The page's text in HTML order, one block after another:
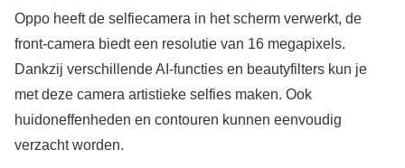
Oppo heeft de selfiecamera in het scherm verwerkt, de
front-camera biedt een resolutie van 16 megapixels.
Dankzij verschillende AI-functies en beautyfilters kun je
met deze camera artistieke selfies maken. Ook
huidoneffenheden en contouren kunnen eenvoudig
verzacht worden.